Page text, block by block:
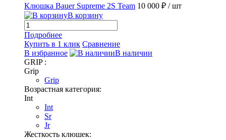
Клюшка Bauer Supreme 2S Team 10 000 ₽ / шт
В корзину
Подробнее
Купить в 1 клик Сравнение
В избранное
В наличии
GRIP :
Grip
Grip
Возрастная категория:
Int
Int
Sr
Jr
Жесткость клюшек: